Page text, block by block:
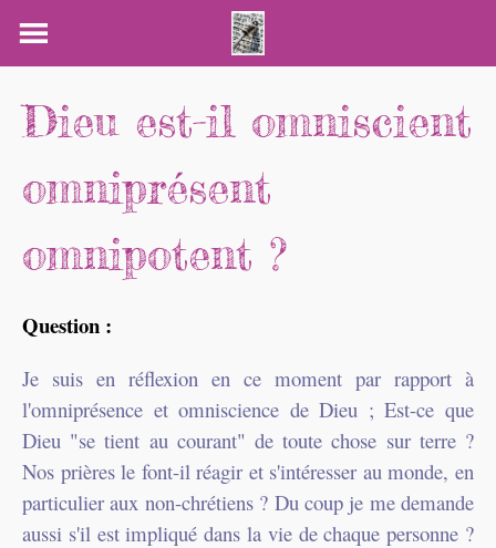
Dieu est-il omniscient
omniprésent
omnipotent ?
Question :
Je suis en réflexion en ce moment par rapport à
l'omniprésence et omniscience de Dieu ; Est-ce que
Dieu "se tient au courant" de toute chose sur terre ?
Nos prières le font-il réagir et s'intéresser au monde, en
particulier aux non-chrétiens ? Du coup je me demande
aussi s'il est impliqué dans la vie de chaque personne ?